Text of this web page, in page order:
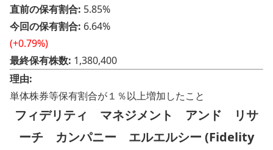
直前の保有割合: 5.85%
今回の保有割合: 6.64%
(+0.79%)
最終保有株数: 1,380,400
理由:
単体株券等保有割合が１％以上増加したこと
フィデリティ マネジメント アンド リサ
ーチ カンパニー エルエルシー (Fidelity